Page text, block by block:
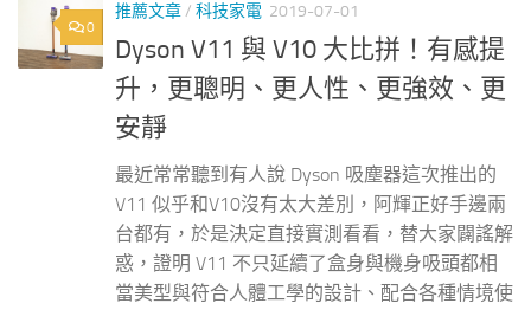
0
推薦文章/ 科技家電 2019-07-01
Dyson V11 與 V10 大比拼！有感提
升，更聰明、更人性、更強效、更
安靜
最近常常聽到有人說 Dyson 吸塵器這次推出的
V11 似乎和V10沒有太大差別，阿輝正好手邊兩
台都有，於是決定直接實測看看，替大家闢謠解
惑，證明 V11 不只延續了盒身與機身吸頭都相
當美型與符合人體工學的設計、配合各種情境使